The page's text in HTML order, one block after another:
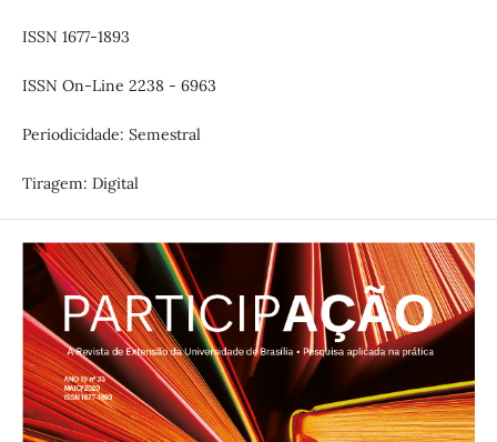
ISSN 1677-1893
ISSN On-Line 2238 - 6963
Periodicidade: Semestral
Tiragem: Digital